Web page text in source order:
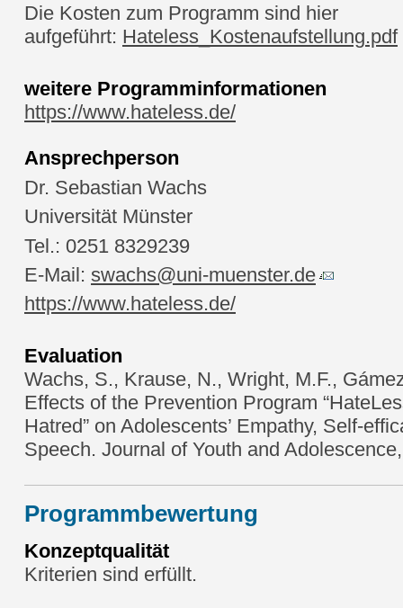
Die Kosten zum Programm sind hier
aufgeführt: Hateless_Kostenaufstellung.pdf
weitere Programminformationen
https://www.hateless.de/
Ansprechperson
Dr. Sebastian Wachs
Universität Münster
Tel.: 0251 8329239
E-Mail: swachs@uni-muenster.de
https://www.hateless.de/
Evaluation
Wachs, S., Krause, N., Wright, M.F.,
Effects of the Prevention Program
Hatred” on Adolescents’ Empathy, Self-
Speech. Journal of Youth and
Programmbewertung
Konzeptqualität
Kriterien sind erfüllt.